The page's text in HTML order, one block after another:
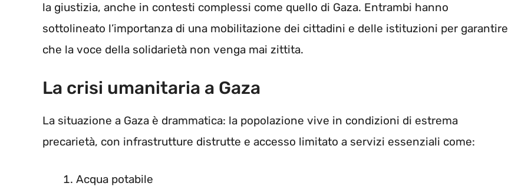
la giustizia, anche in contesti complessi come quello di Gaza. Entrambi hanno
sottolineato l’importanza di una mobilitazione dei cittadini e delle istituzioni per garantire
che la voce della solidarietà non venga mai zittita.
La crisi umanitaria a Gaza
La situazione a Gaza è drammatica: la popolazione vive in condizioni di estrema
precarietà, con infrastrutture distrutte e accesso limitato a servizi essenziali come:
Acqua potabile